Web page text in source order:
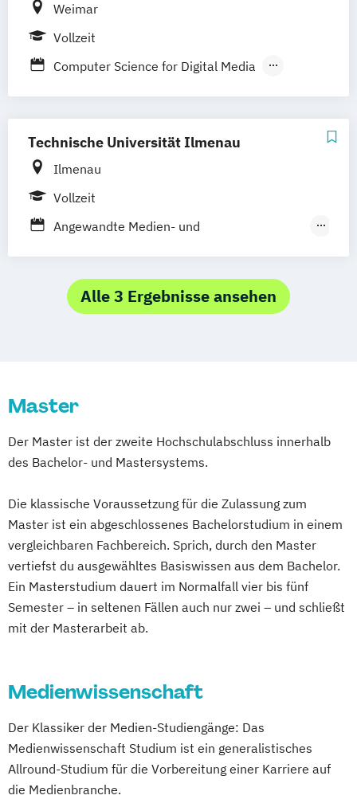
Weimar
Vollzeit
Computer Science for Digital Media
Human-Computer Interaction
Design
Media Architecture
Medienkunst / Mediengestaltung
Produkt Design / Nachhaltige
Produktkulturen
Technische Universität Ilmenau
Ilmenau
Vollzeit
Angewandte Medien- und
/ Media and Communication Science
Medientechnologie Medienwirtschaft
Alle 3 Ergebnisse ansehen
Master
Der Master ist der zweite Hochschulabschluss innerhalb
des Bachelor- und Mastersystems.
Die klassische Voraussetzung für die Zulassung zum
Master ist ein abgeschlossenes Bachelorstudium in einem
vergleichbaren Fachbereich. Sprich, durch den Master
vertiefst du ausgewähltes Basiswissen aus dem Bachelor.
Ein Masterstudium dauert im Normalfall vier bis fünf
Semester – in seltenen Fällen auch nur zwei – und schließt
mit der Masterarbeit ab.
Medienwissenschaft
Der Klassiker der Medien-Studiengänge: Das
Medienwissenschaft Studium ist ein generalistisches
Allround-Studium für die Vorbereitung einer Karriere auf
die Medienbranche.